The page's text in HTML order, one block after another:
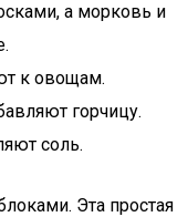
а морковь и
к овощам.
горчицу.
соль.
Эта простая